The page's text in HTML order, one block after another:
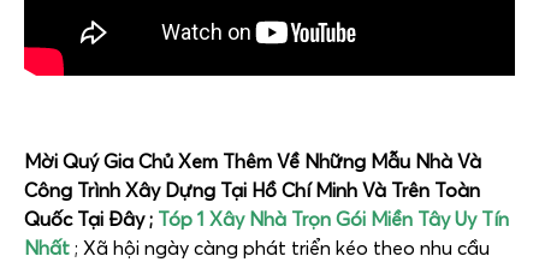
Mời Quý Gia Chủ Xem Thêm Về Những Mẫu Nhà Và
Công Trình Xây Dựng Tại Hồ Chí Minh Và Trên Toàn
Quốc Tại Đây ; Tóp 1 Xây Nhà Trọn Gói Miền Tây Uy Tín
Nhất ; Xã hội ngày càng phát triển kéo theo nhu cầu